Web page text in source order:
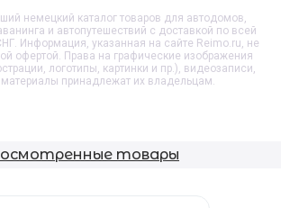
немецкий каталог товаров для автодомов,
и автопутешествий с доставкой по всей
Информация, указанная на сайте Reimo.ru, не
офертой. Права на графические изображения
логотипы, картинки и пр.), видеозаписи,
принадлежат их владельцам.
товары